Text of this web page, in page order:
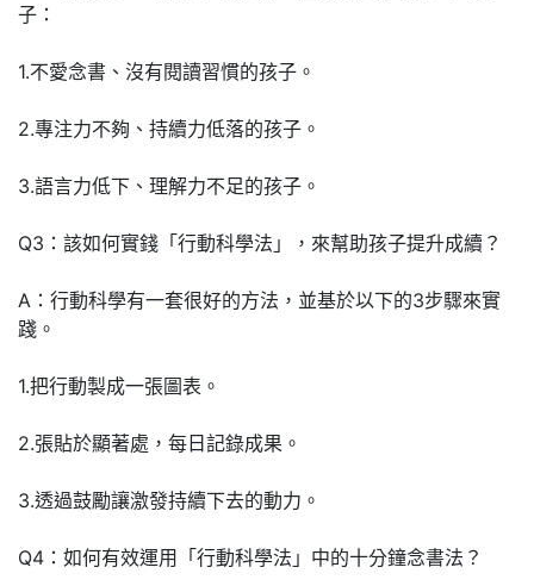
子：
1.不愛念書、沒有閱讀習慣的孩子。
2.專注力不夠、持續力低落的孩子。
3.語言力低下、理解力不足的孩子。
Q3：該如何實錢「行動科學法」，來幫助孩子提升成續？
A：行動科學有一套很好的方法，並基於以下的3步驟來實
踐。
1.把行動製成一張圖表。
2.張貼於顯著處，每日記錄成果。
3.透過鼓勵讓激發持續下去的動力。
Q4：如何有效運用「行動科學法」中的十分鐘念書法？